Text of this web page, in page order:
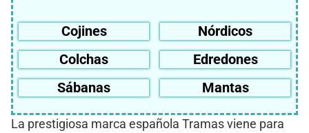
Cojines
Nórdicos
Colchas
Edredones
Sábanas
Mantas
La prestigiosa marca española Tramas viene para